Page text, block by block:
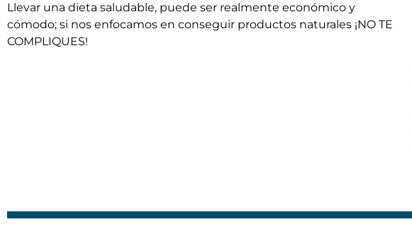
Llevar una dieta saludable, puede ser realmente económico y
cómodo; si nos enfocamos en conseguir productos naturales ¡NO TE
COMPLIQUES!